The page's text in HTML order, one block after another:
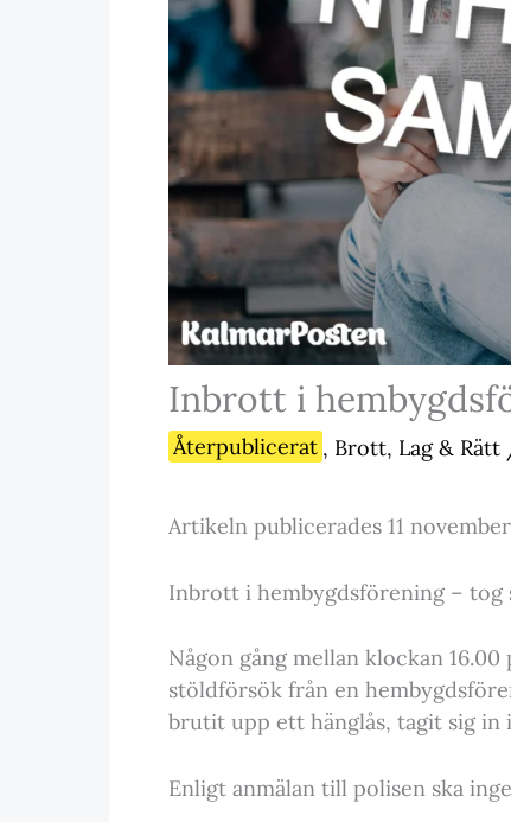
Inbrott i
Återpublicerat , Brott, Lag & Rätt
Artikeln publicerades 11
Inbrott i hembygdsförening – tog
Någon gång mellan klockan
stöldförsök från en
brutit upp ett hänglås, tagit sig
Enligt anmälan till polisen ska